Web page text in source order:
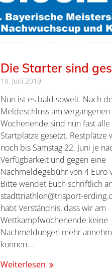
Die Starter sind
19. Juni 2019
Nun ist es bald soweit. Nach
Meldeschluss am vergangenen
Wochenende sind nun fast
Startplätze gesetzt. Restplätze
noch bis Samstag 22. Juni je
Verfügbarkeit und gegen eine
Nachmeldegebühr von 4 Euro
Bitte wendet Euch schriftlich
stadttriathlon@trisport-
habt Verständnis, dass wir am
Wettkampfwochenende keine
Nachmeldungen mehr
können.…
Weiterlesen